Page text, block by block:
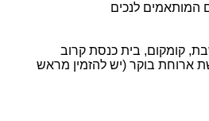
המותאמים לנכים
קומקום, בית כנסת קרוב
ארוחת בוקר (יש להזמין מראש